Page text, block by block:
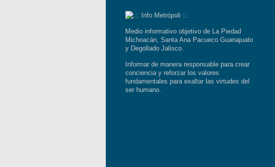
Medio informativo objetivo de La Piedad
Michoacán, Santa Ana Pacueco Guanajuato
y Degollado Jalisco.
Informar de manera responsable para crear
conciencia y reforzar los valores
fundamentales para exaltar las virtudes del
ser humano.